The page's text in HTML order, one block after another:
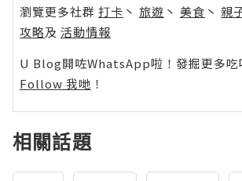
瀏覽更多社群 打卡 丶 旅遊 丶 美食 丶 親
攻略及 活動情報
U Blog開咗WhatsApp啦！發掘更多吃
Follow 我哋 ！
相關話題